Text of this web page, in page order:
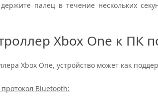
палец в течение нескольких
Xbox One к ПК
Xbox One, устройство может как
Bluetooth: